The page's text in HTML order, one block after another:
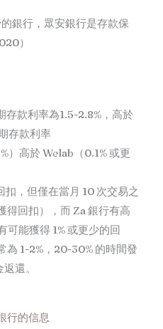
銀行，眾安銀行是存款保
）
存款利率為1.5-2.8%，高於
存款利率
）高於 Welab（0.1% 或更
扣，但僅在當月 10 次交易之
得回扣），而 Za 銀行有高
可能獲得 1% 或更少的回
為 1-2%，20-30% 的時間發
還。
行的信息